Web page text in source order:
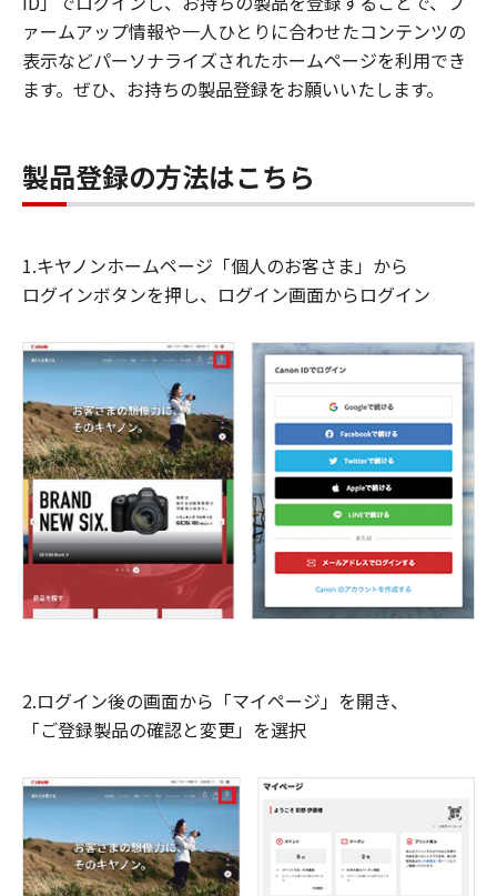
ァームアップ情報や一人ひとりに合わせたコンテンツの
表示などパーソナライズされたホームページを利用でき
ます。ぜひ、お持ちの製品登録をお願いいたします。
製品登録の方法はこちら
1.キヤノンホームページ「個人のお客さま」から
ログインボタンを押し、ログイン画面からログイン
2.ログイン後の画面から「マイページ」を開き、
「ご登録製品の確認と変更」を選択